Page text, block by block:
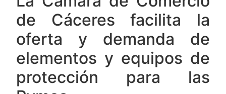
de Cáceres facilita la
oferta y demanda de
elementos y equipos de
protección para las